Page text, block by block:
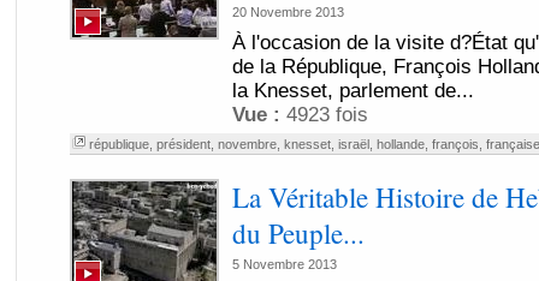
20 Novembre 2013
À l'occasion de la visite d?État
de la République, François
la Knesset, parlement de...
Vue : 4923 fois
république, président, novembre, knesset, israël, hollande, françois française
La Véritable Histoire de
du Peuple...
5 Novembre 2013